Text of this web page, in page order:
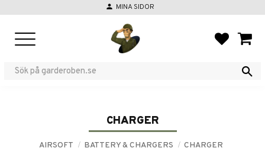
person MINA SIDOR
CHARGER
AIRSOFT BATTERY & CHARGERS CHARGER